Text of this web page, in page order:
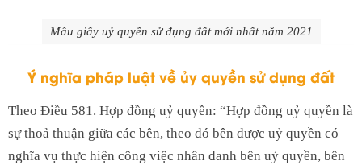
Mẫu giấy uỷ quyền sử đụng đất mới nhất năm 2021
Ý nghĩa pháp luật về ủy quyền sử dụng đất
Theo Ðiều 581. Hợp đồng uỷ quyền: “Hợp đồng uỷ quyền là
sự thoả thuận giữa các bên, theo đó bên được uỷ quyền có
nghĩa vụ thực hiện công việc nhân danh bên uỷ quyền, bên